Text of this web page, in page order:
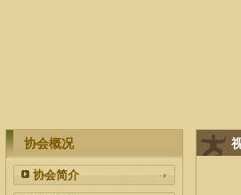
协会概况
协会简介